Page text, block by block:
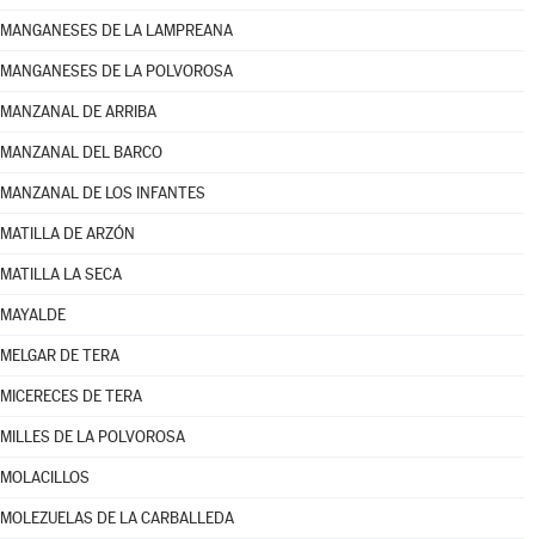
MANGANESES DE LA LAMPREANA
MANGANESES DE LA POLVOROSA
MANZANAL DE ARRIBA
MANZANAL DEL BARCO
MANZANAL DE LOS INFANTES
MATILLA DE ARZÓN
MATILLA LA SECA
MAYALDE
MELGAR DE TERA
MICERECES DE TERA
MILLES DE LA POLVOROSA
MOLACILLOS
MOLEZUELAS DE LA CARBALLEDA